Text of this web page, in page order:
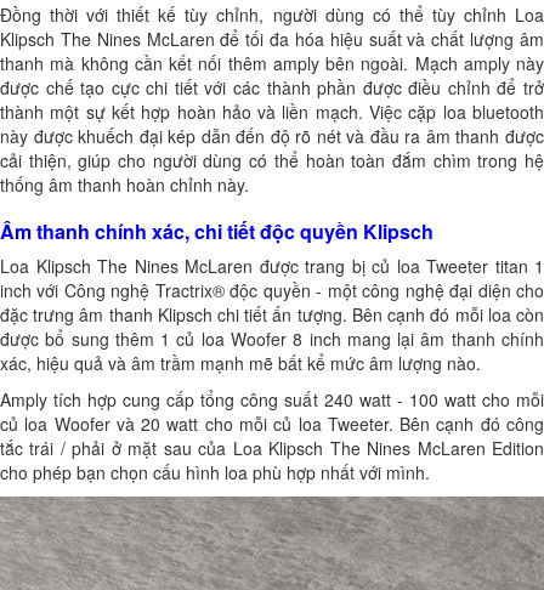
Đồng thời với thiết kế tùy chỉnh, người dùng có thể tùy chỉnh Loa
Klipsch The Nines McLaren để tối đa hóa hiệu suất và chất lượng âm
thanh mà không cần kết nối thêm amply bên ngoài. Mạch amply này
được chế tạo cực chi tiết với các thành phần được điều chỉnh để trở
thành một sự kết hợp hoàn hảo và liền mạch. Việc cặp loa bluetooth
này được khuếch đại kép dẫn đến độ rõ nét và đầu ra âm thanh được
cải thiện, giúp cho người dùng có thể hoàn toàn đắm chìm trong hệ
thống âm thanh hoàn chỉnh này.
Âm thanh chính xác, chi tiết độc quyền Klipsch
Loa Klipsch The Nines McLaren được trang bị củ loa Tweeter titan 1
inch với Công nghệ Tractrix® độc quyền - một công nghệ đại diện cho
đặc trưng âm thanh Klipsch chi tiết ấn tượng. Bên cạnh đó mỗi loa còn
được bổ sung thêm 1 củ loa Woofer 8 inch mang lại âm thanh chính
xác, hiệu quả và âm trầm mạnh mẽ bất kể mức âm lượng nào.
Amply tích hợp cung cấp tổng công suất 240 watt - 100 watt cho mỗi
củ loa Woofer và 20 watt cho mỗi củ loa Tweeter. Bên cạnh đó công
tắc trái / phải ở mặt sau của Loa Klipsch The Nines McLaren Edition
cho phép bạn chọn cấu hình loa phù hợp nhất với mình.